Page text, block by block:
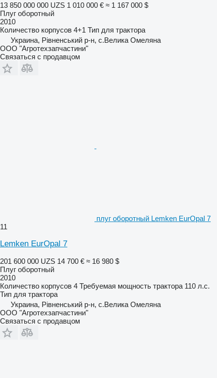
13 850 000 000 UZS 1 010 000 € ≈ 1 167 000 $
Плуг оборотный
2010
Количество корпусов 4+1 Тип для трактора
Украина, Рівненський р-н, с.Велика Омеляна
ООО "Агротехзапчастини"
Связаться с продавцом
плуг оборотный Lemken EurOpal 7
11
Lemken EurOpal 7
201 600 000 UZS 14 700 € ≈ 16 980 $
Плуг оборотный
2010
Количество корпусов 4 Требуемая мощность трактора 110 л.с.
Тип для трактора
Украина, Рівненський р-н, с.Велика Омеляна
ООО "Агротехзапчастини"
Связаться с продавцом